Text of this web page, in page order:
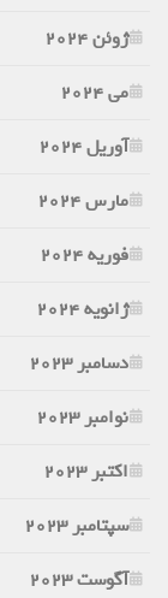
ژوئن 2024
می 2024
آوریل 2024
مارس 2024
فوریه 2024
ژانویه 2024
دسامبر 2023
نوامبر 2023
اکتبر 2023
سپتامبر 2023
آگوست 2023